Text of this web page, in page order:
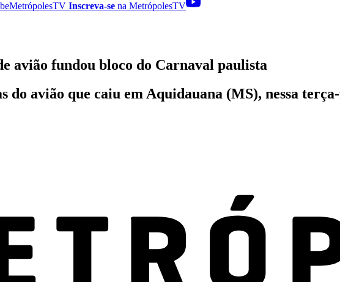
MetrópolesTV Inscreva-se na MetrópolesTV
avião fundou bloco do Carnaval paulista
do avião que caiu em Aquidauana (MS), nessa